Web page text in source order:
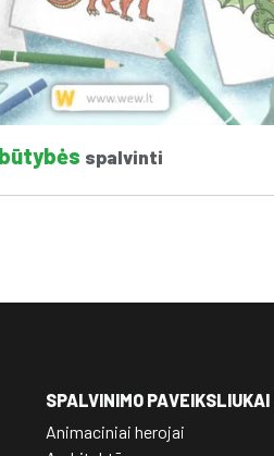
spalvinti
SPALVINIMO PAVEIKSLIUKAI
Animaciniai herojai